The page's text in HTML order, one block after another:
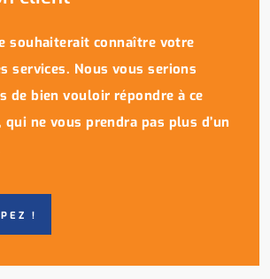
souhaiterait connaître votre
services. Nous vous serions
de bien vouloir répondre à ce
ne vous prendra pas plus d’un
!